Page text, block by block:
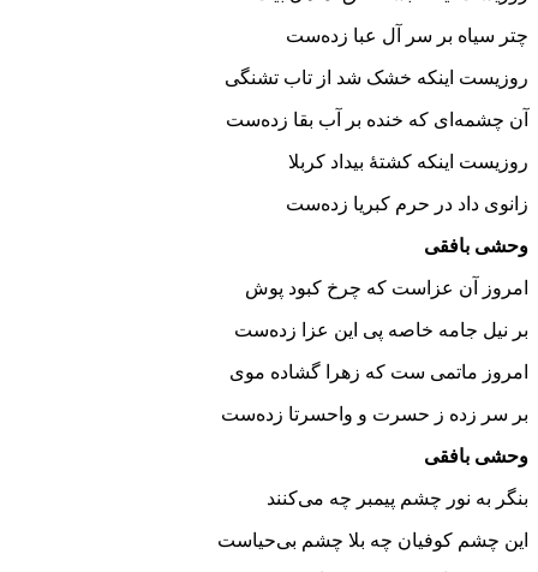
چتر سیاه بر سر آل عبا زده‌ست
روزیست اینکه خشک شد از تاب تشنگی
آن چشمه‌ای که خنده بر آب بقا زده‌ست
روزیست اینکه کشتهٔ بیداد کربلا
زانوی داد در حرم کبریا زده‌ست
وحشی بافقی
امروز آن عزاست که چرخ کبود پوش
بر نیل جامه خاصه پی این عزا زده‌ست
امروز ماتمی‌ ست که زهرا گشاده موی
بر سر زده ز حسرت و واحسرتا زده‌ست
وحشی بافقی
بنگر به نور چشم پیمبر چه می‌کنند
این چشم کوفیان چه بلا چشم بی‌حیاست